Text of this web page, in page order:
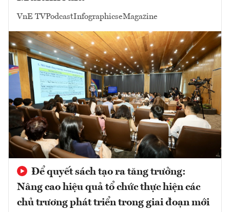
VnE TVPodcastInfographicseMagazine
Để quyết sách tạo ra tăng trưởng:
Nâng cao hiệu quả tổ chức thực hiện các
chủ trương phát triển trong giai đoạn mới